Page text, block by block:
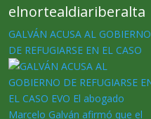
elnortealdiariberalta
GALVÁN ACUSA AL GOBIERNO
DE REFUGIARSE EN EL CASO